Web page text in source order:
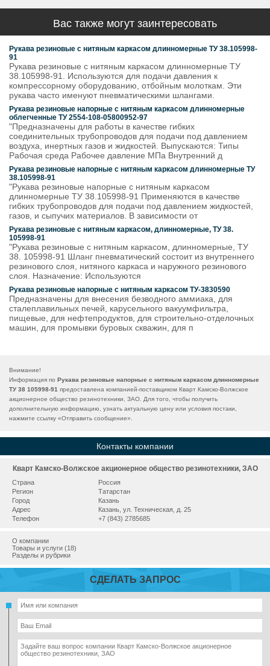
Вас также могут заинтересовать
Рукава резиновые с нитяным каркасом длинномерные ТУ 38.105998-
91
Рукава резиновые с нитяным каркасом длинномерные ТУ
38.105998-91. Используются для подачи давления к
компрессорному оборудованию, отбойным молоткам. Эти
рукава часто именуют пневматическими шлангами.
Рукава резиновые напорные с нитяным каркасом длинномерные
облегченные ТУ 2554-108-05800952-97
"Предназначены для работы в качестве гибких
соединительных трубопроводов для подачи под давлением
воздуха, инертных газов и жидкостей. Выпускаются: Типы
Рабочая среда Рабочее давление МПа Внутренний д
Рукава резиновые напорные с нитяным каркасом длинномерные ТУ
38.105998-91
"Рукава резиновые напорные с нитяным каркасом
длинномерные ТУ 38.105998-91 Применяются в качестве
гибких трубопроводов для подачи под давлением жидкостей,
газов, и сыпучих материалов. В зависимости от
Рукава резиновые с нитяным каркасом, длинномерные, ТУ 38.
105998-91
"Рукава резиновые с нитяным каркасом, длинномерные, ТУ
38. 105998-91 Шланг пневматический состоит из внутреннего
резинового слоя, нитяного каркаса и наружного резинового
слоя. Назначение: Используются
Рукава резиновые напорные с нитяным каркасом ТУ-3830590
Предназначены для внесения безводного аммиака, для
сталеплавильных печей, карусельного вакуумфильтра,
пищевые, для нефтепродуктов, для строительно-отделочных
машин, для промывки буровых скважин, для п
Внимание!
Информация по Рукава резиновые напорные с нитяным каркасом длинномерные
ТУ 38 105998-91 предоставлена компанией-поставщиком Кварт Камско-Волжское
акционерное общество резинотехники, ЗАО. Для того, чтобы получить
дополнительную информацию, узнать актуальную цену или условия постаки,
нажмите ссылку «Отправить сообщение».
Контакты компании
Кварт Камско-Волжское акционерное общество резинотехники, ЗАО
Страна
Россия
Регион
Татарстан
Город
Казань
Адрес
Казань, ул. Техническая, д. 25
Телефон
+7 (843) 2785685
О компании
Товары и услуги (18)
Разделы и рубрики
СДЕЛАТЬ ЗАПРОС